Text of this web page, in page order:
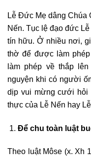
Lễ Đức Mẹ dâng Chúa
Nến. Tục lệ đạo đức
tín hữu. Ở nhiều nơi,
thờ để được làm
làm phép về thắp
nguyện khi có người
dịp vui mừng cưới hỏi
thực của Lễ Nến hay
Để chu toàn luật
Theo luật Môse (x. Xh